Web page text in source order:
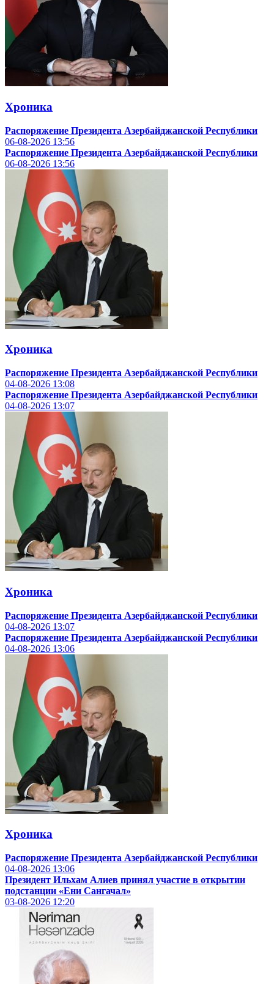
Хроника
Распоряжение Президента Азербайджанской Республики
06-08-2026 13:56
Распоряжение Президента Азербайджанской Республики
06-08-2026 13:56
Хроника
Распоряжение Президента Азербайджанской Республики
04-08-2026 13:08
Распоряжение Президента Азербайджанской Республики
04-08-2026 13:07
Хроника
Распоряжение Президента Азербайджанской Республики
04-08-2026 13:07
Распоряжение Президента Азербайджанской Республики
04-08-2026 13:06
Хроника
Распоряжение Президента Азербайджанской Республики
04-08-2026 13:06
Президент Ильхам Алиев принял участие в открытии
подстанции «Ени Сангачал»
03-08-2026 12:20